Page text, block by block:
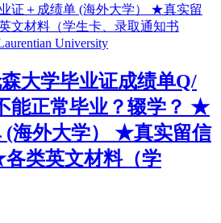
大学毕业证成绩单Q/
能正常毕业？辍学？ ★
(海外大学） ★真实留信
类英文材料（学